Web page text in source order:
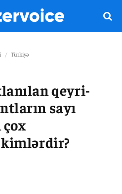
/ Türkiyə
qeyri-
sayı
çox